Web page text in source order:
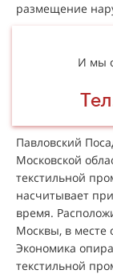
размещение
И мы
Павловский
Московской
текстильной
насчитывает
время.
Москвы, в месте
Экономика
текстильной